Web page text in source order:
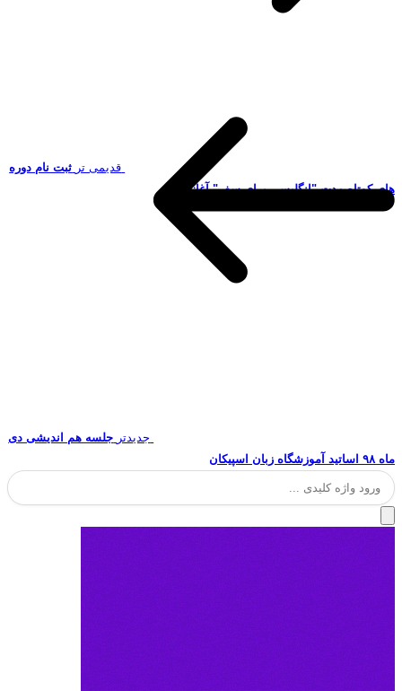
قدیمی تر ثبت نام دوره
های کوتاه مدت "انگلیسی برای سفر" آغاز شد
جدیدتر جلسه هم اندیشی دی
ماه ۹۸ اساتید آموزشگاه زبان اسپیکان
جستجو
برای: